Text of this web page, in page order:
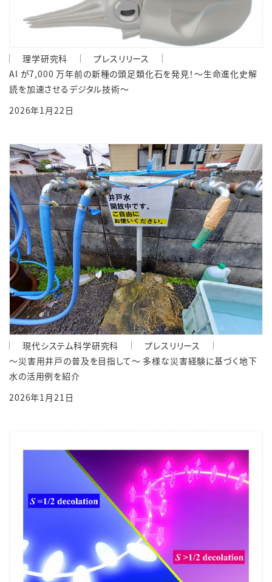
理学研究科
プレスリリース
AI が7,000 万年前の新種の頭⾜類化⽯を発⾒！〜⽣命進化史解
読を加速させるデジタル技術〜
2026年1月22日
現代システム科学研究科
プレスリリース
～災害用井戸の普及を目指して～ 多様な災害経験に基づく地下
水の活用例を紹介
2026年1月21日